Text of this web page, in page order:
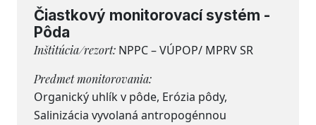
Čiastkový monitorovací systém -
Pôda
Inštitúcia/rezort: NPPC – VÚPOP/ MPRV SR
Predmet monitorovania:
Organický uhlík v pôde, Erózia pôdy,
Salinizácia vyvolaná antropogénnou